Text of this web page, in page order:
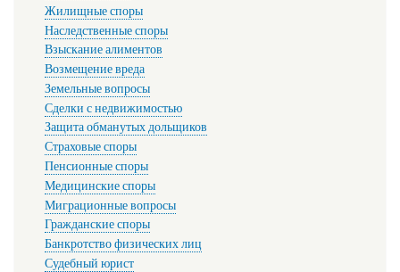
Жилищные споры
Наследственные споры
Взыскание алиментов
Возмещение вреда
Земельные вопросы
Сделки с недвижимостью
Защита обманутых дольщиков
Страховые споры
Пенсионные споры
Медицинские споры
Миграционные вопросы
Гражданские споры
Банкротство физических лиц
Судебный юрист